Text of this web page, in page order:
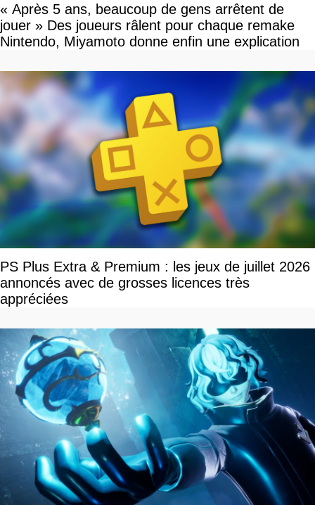
« Après 5 ans, beaucoup de gens arrêtent de
jouer » Des joueurs râlent pour chaque remake
Nintendo, Miyamoto donne enfin une explication
PS Plus Extra & Premium : les jeux de juillet 2026
annoncés avec de grosses licences très
appréciées